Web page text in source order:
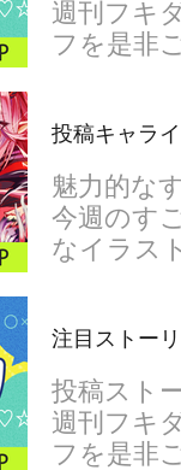
週刊フキ
フを是非
投稿キャラ
魅力的な
今週のす
なイラス
注目ストー
投稿スト
週刊フキ
フを是非